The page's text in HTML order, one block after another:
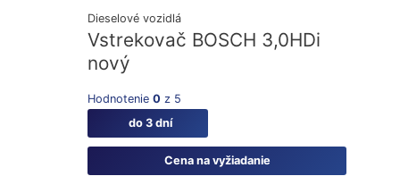
Dieselové vozidlá
Vstrekovač BOSCH 3,0HDi
nový
Hodnotenie0 z 5
do 3 dní
Cena na vyžiadanie